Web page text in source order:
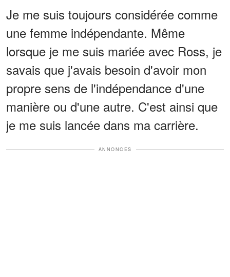
Je me suis toujours considérée comme
une femme indépendante. Même
lorsque je me suis mariée avec Ross, je
savais que j'avais besoin d'avoir mon
propre sens de l'indépendance d'une
manière ou d'une autre. C'est ainsi que
je me suis lancée dans ma carrière.
ANNONCES